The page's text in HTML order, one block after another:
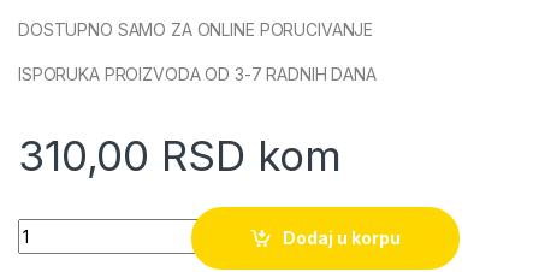
DOSTUPNO SAMO ZA ONLINE PORUCIVANJE
ISPORUKA PROIZVODA OD 3-7 RADNIH DANA
310,00 RSD kom
Gedora ključ udarni Tolsen (18217) 17mm quantity
Dodaj u korpu